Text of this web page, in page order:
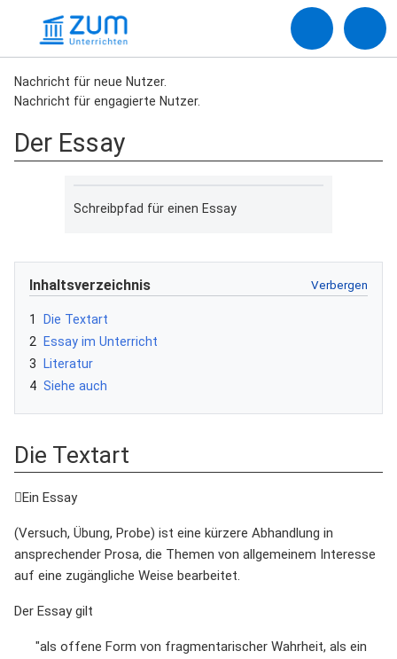
Nachricht für neue Nutzer.
Nachricht für engagierte Nutzer.
Der Essay
Schreibpfad für einen Essay
Inhaltsverzeichnis
1
Die Textart
2
Essay im Unterricht
3
Literatur
4 Siehe auch
Die Textart
Ein Essay
(Versuch, Übung, Probe) ist eine kürzere Abhandlung in
ansprechender Prosa, die Themen von allgemeinem Interesse
auf eine zugängliche Weise bearbeitet.
Der Essay gilt
"als offene Form von fragmentarischer Wahrheit, als ein